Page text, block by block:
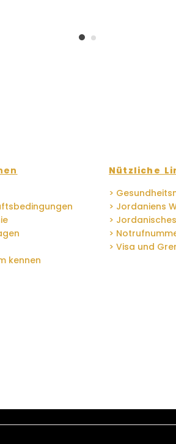
kennen
Nützliche
>
> Jordaniens
>
>
> Visa und